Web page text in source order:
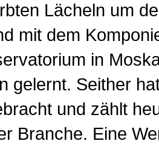
Lächeln um
mit dem
in
gelernt. Seither
und zählt
Branche. Eine